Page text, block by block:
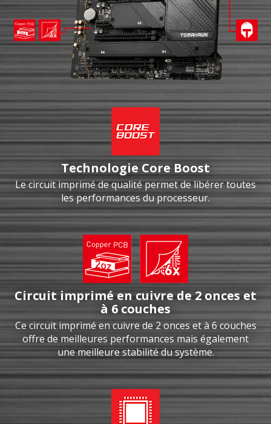
Technologie Core Boost
Le circuit imprimé de qualité permet de libérer toutes
les performances du processeur.
Circuit imprimé en cuivre de 2 onces et
à 6 couches
Ce circuit imprimé en cuivre de 2 onces et à 6 couches
offre de meilleures performances mais également
une meilleure stabilité du système.